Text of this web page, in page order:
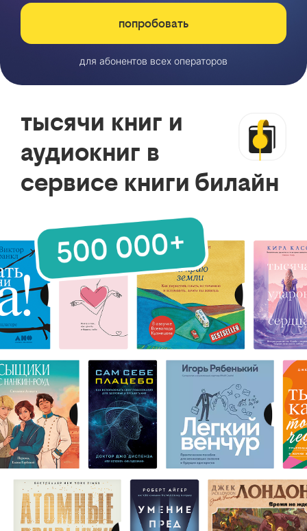
попробовать
для абонентов всех операторов
тысячи книг и
аудиокниг в
сервисе книги билайн